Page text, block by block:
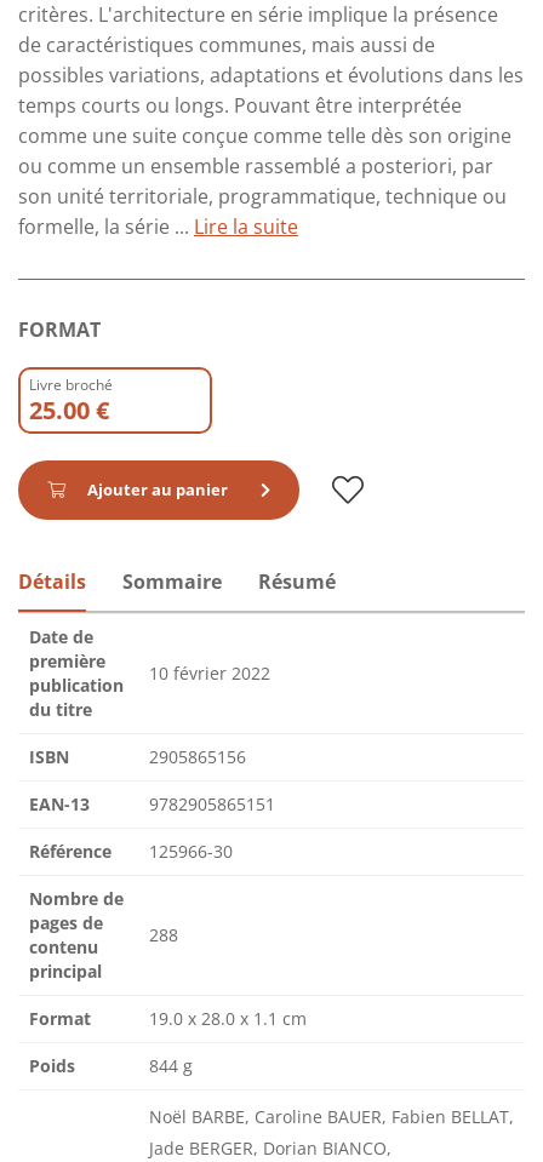
critères. L'architecture en série implique la présence
de caractéristiques communes, mais aussi de
possibles variations, adaptations et évolutions dans les
temps courts ou longs. Pouvant être interprétée
comme une suite conçue comme telle dès son origine
ou comme un ensemble rassemblé a posteriori, par
son unité territoriale, programmatique, technique ou
formelle, la série ... Lire la suite
FORMAT
Livre broché
25.00 €
Ajouter au panier
Détails Sommaire Résumé
Date de
première
publication
du titre
10 février 2022
ISBN 2905865156
EAN-13 9782905865151
Référence 125966-30
Nombre de
pages de
contenu
principal
288
Format 19.0 x 28.0 x 1.1 cm
Poids 844 g
Noël BARBE, Caroline BAUER, Fabien BELLAT,
Jade BERGER, Dorian BIANCO,